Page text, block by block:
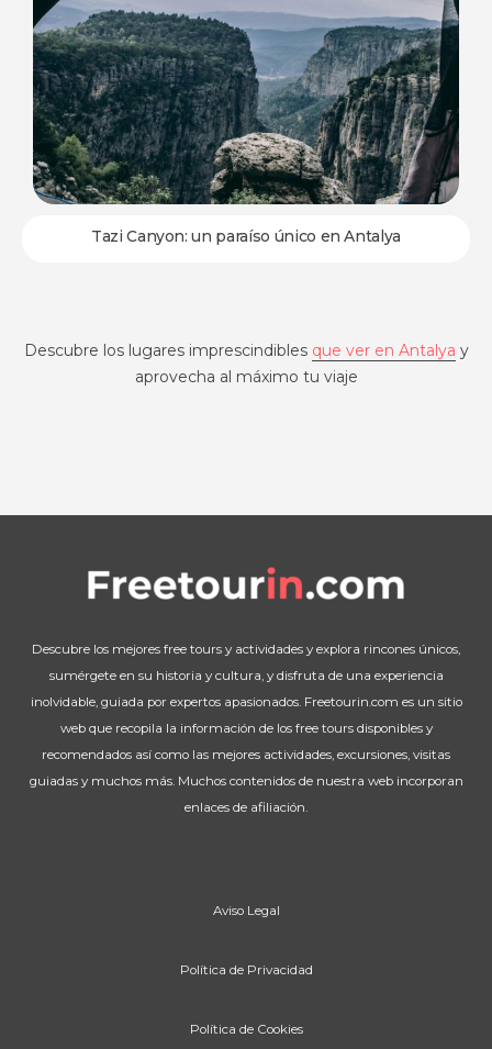
Tazi Canyon: un paraíso único en Antalya
Descubre los lugares imprescindibles que ver en Antalya y
aprovecha al máximo tu viaje
Descubre los mejores free tours y actividades y explora rincones únicos,
sumérgete en su historia y cultura, y disfruta de una experiencia
inolvidable, guiada por expertos apasionados. Freetourin.com es un sitio
web que recopila la información de los free tours disponibles y
recomendados así como las mejores actividades, excursiones, visitas
guiadas y muchos más. Muchos contenidos de nuestra web incorporan
enlaces de afiliación.
Aviso Legal
Política de Privacidad
Política de Cookies